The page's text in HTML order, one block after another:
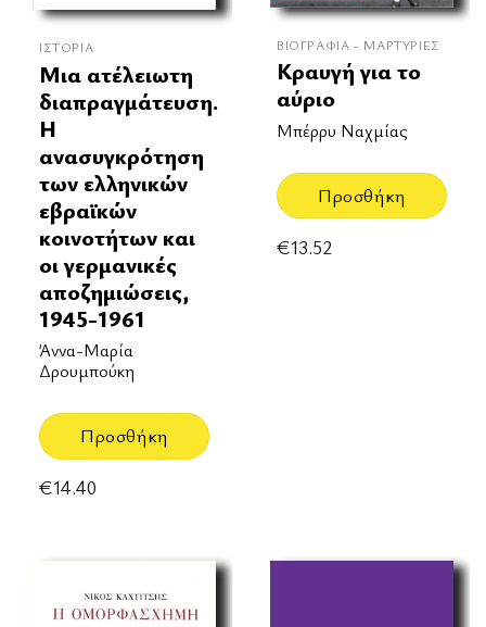
ΙΣΤΟΡΊΑ
Μια ατέλειωτη
διαπραγμάτευση.
Η
ανασυγκρότηση
των ελληνικών
εβραϊκών
κοινοτήτων και
οι γερμανικές
αποζημιώσεις,
1945-1961
Άννα-Μαρία
Δρουμπούκη
Προσθήκη
€14.40
ΒΙΟΓΡΑΦΊΑ - ΜΑΡΤΥΡΊΕΣ
Κραυγή για το
αύριο
Μπέρρυ Ναχμίας
Προσθήκη
€13.52